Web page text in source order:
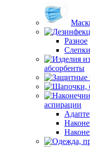
Разное
абсорбенты
аспирации